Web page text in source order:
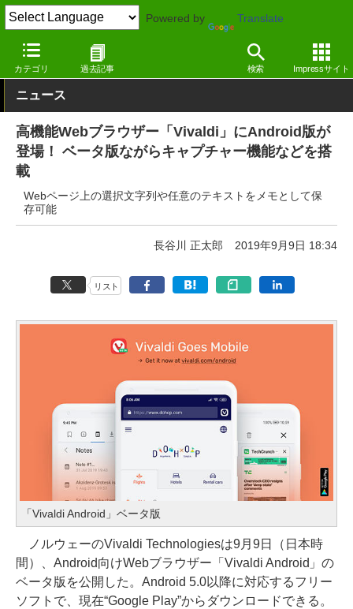
Powered by Translate
カテゴリ 過去記事 検索 Impressサイト
窓の杜 インターネット Android
ニュース
高機能Webブラウザー「Vivaldi」にAndroid版が
登場！ ベータ版ながらキャプチャー機能などを搭
載
Webページ上の選択文字列や任意のテキストをメモとして保
存可能
長谷川 正太郎 2019年9月9日 18:34
リスト
「Vivaldi Android」ベータ版
ノルウェーのVivaldi Technologiesは9月9日（日本時
間）、Android向けWebブラウザー「Vivaldi Android」の
ベータ版を公開した。Android 5.0以降に対応するフリー
ソフトで、現在“Google Play”からダウンロードできる。